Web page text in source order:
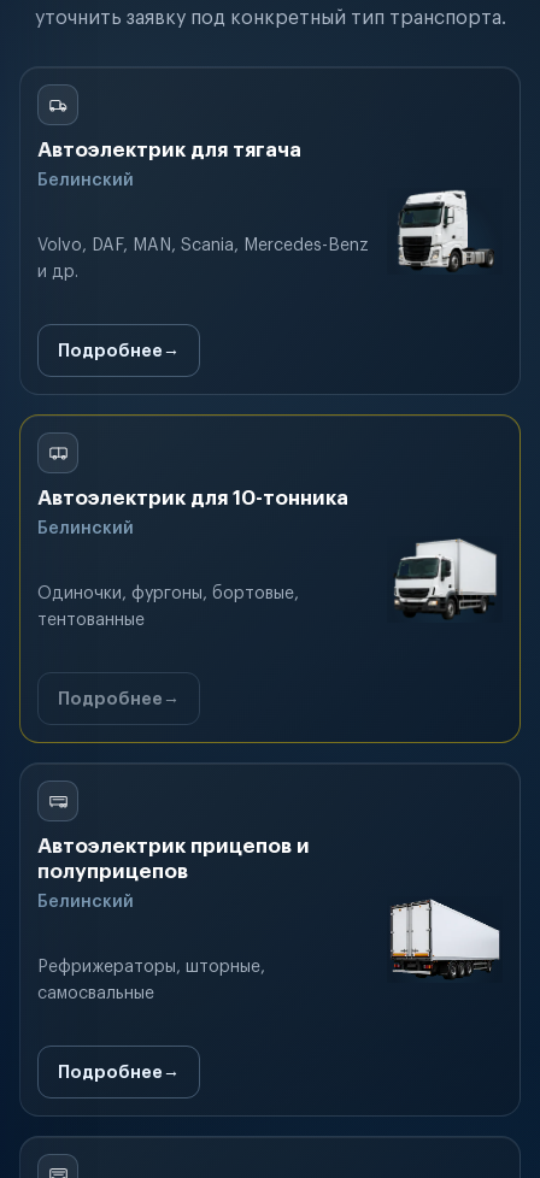
уточнить заявку под конкретный тип транспорта.
Автоэлектрик для тягача
Белинский
Volvo, DAF, MAN, Scania, Mercedes-Benz
и др.
Подробнее
Автоэлектрик для 10-тонника
Белинский
Одиночки, фургоны, бортовые,
тентованные
Подробнее
Автоэлектрик прицепов и
полуприцепов
Белинский
Рефрижераторы, шторные,
самосвальные
Подробнее